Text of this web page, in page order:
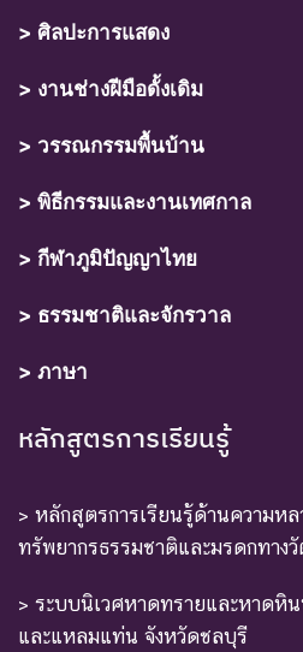
> ศิลปะการแสดง
> งานช่างฝีมือดั้งเดิม
> วรรณกรรมพื้นบ้าน
> พิธีกรรมและงานเทศกาล
> กีฬาภูมิปัญญาไทย
> ธรรมชาติและจักรวาล
> ภาษา
หลักสูตรการเรียนรู้
> หลักสูตรการเรียนรู้ด้านความหล
ทรัพยากรธรรมชาติและมรดกทาง
> ระบบนิเวศหาดทรายและหาดหิ
และแหลมแท่น จังหวัดชลบุรี